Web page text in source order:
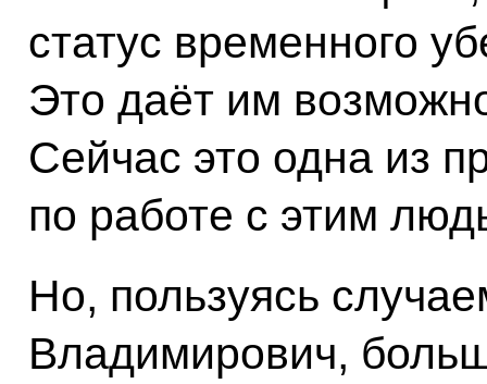
статус временного
Это даёт им
Сейчас это одна из
по работе с этим
Но, пользуясь
Владимирович,